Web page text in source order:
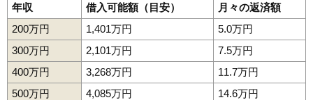
年収
借入可能額（目安）
月々の返済額
200万円
1,401万円
5.0万円
300万円
2,101万円
7.5万円
400万円
3,268万円
11.7万円
500万円
4,085万円
14.6万円